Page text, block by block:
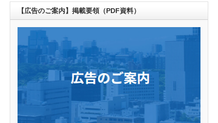
【広告のご案内】掲載要領（PDF資料）